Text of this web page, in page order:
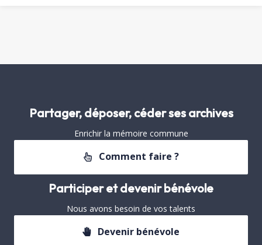
Partager, déposer, céder ses archives
Enrichir la mémoire commune
Comment faire ?
Participer et devenir bénévole
Nous avons besoin de vos talents
Devenir bénévole